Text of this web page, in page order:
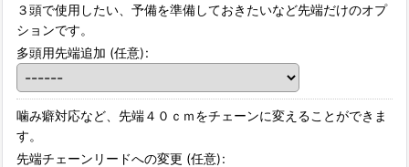
３頭で使用したい、予備を準備しておきたいなど先端だけのオプ
ションです。
多頭用先端追加 (任意):
噛み癖対応など、先端４０ｃｍをチェーンに変えることができま
す。
先端チェーンリードへの変更 (任意):